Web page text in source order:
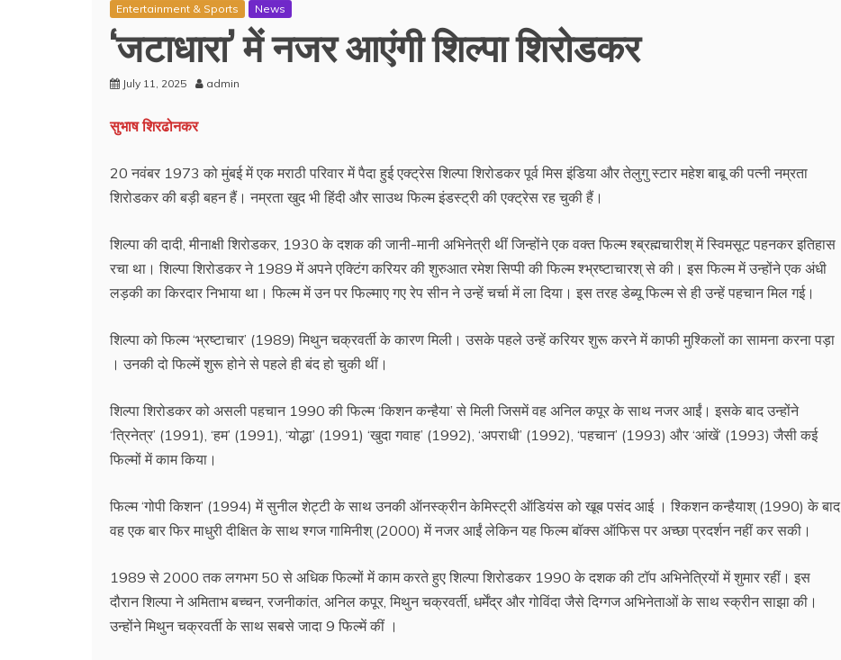
Entertainment & Sports News
‘जटाधारा’ में नजर आएंगी शिल्पा शिरोडकर
July 11, 2025 admin
सुभाष शिरढोनकर
20 नवंबर 1973 को मुंबई में एक मराठी परिवार में पैदा हुई एक्ट्रेस शिल्पा शिरोडकर पूर्व मिस इंडिया और तेलुगु स्टार महेश बाबू की पत्नी नम्रता
शिरोडकर की बड़ी बहन हैं। नम्रता खुद भी हिंदी और साउथ फिल्म इंडस्ट्री की एक्ट्रेस रह चुकी हैं।
शिल्पा की दादी, मीनाक्षी शिरोडकर, 1930 के दशक की जानी-मानी अभिनेत्री थीं जिन्होंने एक वक्‍त फिल्म श्ब्रह्मचारीश् में स्विमसूट पहनकर इतिहास
रचा था। शिल्पा शिरोडकर ने 1989 में अपने एक्टिंग करियर की शुरुआत रमेश सिप्पी की फिल्म श्भ्रष्टाचारश् से की। इस फिल्‍म में उन्‍होंने एक अंधी
लड़की का किरदार निभाया था। फिल्म में उन पर फिल्‍माए गए रेप सीन ने उन्हें चर्चा में ला दिया। इस तरह डेब्‍यू फिल्म से ही उन्हें पहचान मिल गई।
शिल्पा को फिल्म ‘भ्रष्टाचार’ (1989) मिथुन चक्रवर्ती के कारण मिली। उसके पहले उन्हें करियर शुरू करने में काफी मुश्किलों का सामना करना पड़ा
। उनकी दो फिल्में शुरू होने से पहले ही बंद हो चुकी थीं।
शिल्‍पा शिरोडकर को असली पहचान 1990 की फिल्म ‘किशन कन्हैया’ से मिली जिसमें वह अनिल कपूर के साथ नजर आईं। इसके बाद उन्होंने
‘त्रिनेत्र’ (1991), ‘हम’ (1991), ‘योद्धा’ (1991) ‘खुदा गवाह’ (1992), ‘अपराधी’ (1992), ‘पहचान’ (1993) और ‘आंखें’ (1993) जैसी कई
फिल्मों में काम किया।
फिल्म ‘गोपी किशन’ (1994) में सुनील शेट्टी के साथ उनकी ऑनस्क्रीन केमिस्ट्री ऑडियंस को खूब पसंद आई । श्किशन कन्हैयाश् (1990) के बाद
वह एक बार फिर माधुरी दीक्षित के साथ श्गज गामिनीश् (2000) में नजर आईं लेकिन यह फिल्‍म बॉक्‍स ऑफिस पर अच्‍छा प्रदर्शन नहीं कर सकी।
1989 से 2000 तक लगभग 50 से अधिक फिल्मों में काम करते हुए शिल्‍पा शिरोडकर 1990 के दशक की टॉप अभिनेत्रियों में शुमार रहीं। इस
दौरान शिल्पा ने अमिताभ बच्चन, रजनीकांत, अनिल कपूर, मिथुन चक्रवर्ती, धर्मेंद्र और गोविंदा जैसे दिग्गज अभिनेताओं के साथ स्क्रीन साझा की।
उन्‍होंने मिथुन चक्रवर्ती के साथ सबसे जादा 9 फिल्में कीं ।